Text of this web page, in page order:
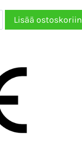
Lisää ostoskoriin